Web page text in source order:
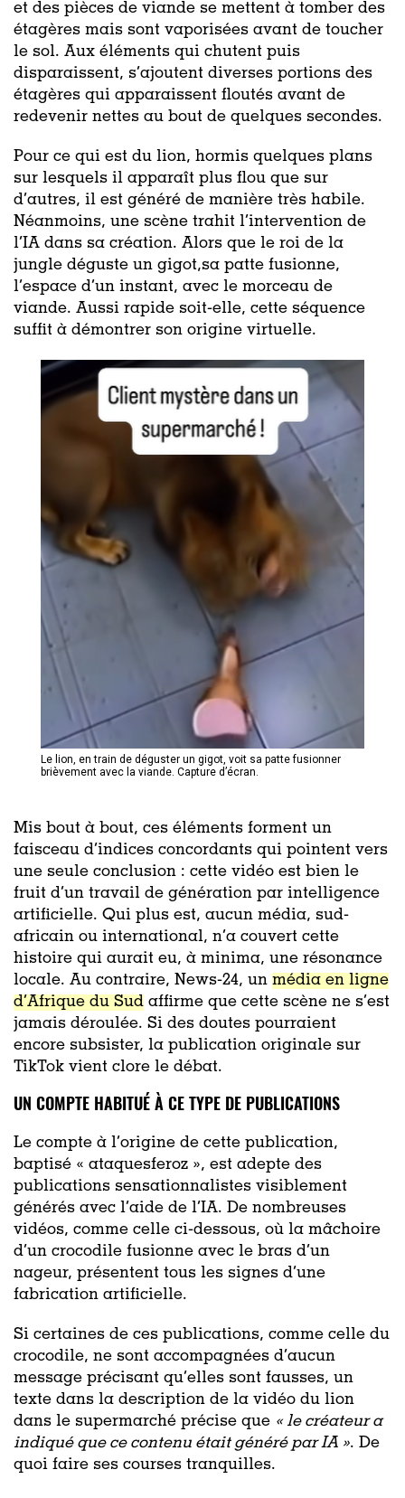
et des pièces de viande se mettent à tomber des
étagères mais sont vaporisées avant de toucher
le sol. Aux éléments qui chutent puis
disparaissent, s’ajoutent diverses portions des
étagères qui apparaissent floutés avant de
redevenir nettes au bout de quelques secondes.
Pour ce qui est du lion, hormis quelques plans
sur lesquels il apparaît plus flou que sur
d’autres, il est généré de manière très habile.
Néanmoins, une scène trahit l’intervention de
l’IA dans sa création. Alors que le roi de la
jungle déguste un gigot,sa patte fusionne,
l’espace d’un instant, avec le morceau de
viande. Aussi rapide soit-elle, cette séquence
suffit à démontrer son origine virtuelle.
Le lion, en train de déguster un gigot, voit sa patte fusionner
brièvement avec la viande. Capture d’écran.
Mis bout à bout, ces éléments forment un
faisceau d’indices concordants qui pointent vers
une seule conclusion : cette vidéo est bien le
fruit d’un travail de génération par intelligence
artificielle. Qui plus est, aucun média, sud-
africain ou international, n’a couvert cette
histoire qui aurait eu, à minima, une résonance
locale. Au contraire, News-24, un média en ligne
d’Afrique du Sud affirme que cette scène ne s’est
jamais déroulée. Si des doutes pourraient
encore subsister, la publication originale sur
TikTok vient clore le débat.
UN COMPTE HABITUÉ À CE TYPE DE PUBLICATIONS
Le compte à l’origine de cette publication,
baptisé « ataquesferoz », est adepte des
publications sensationnalistes visiblement
générés avec l’aide de l’IA. De nombreuses
vidéos, comme celle ci-dessous, où la mâchoire
d’un crocodile fusionne avec le bras d’un
nageur, présentent tous les signes d’une
fabrication artificielle.
Si certaines de ces publications, comme celle du
crocodile, ne sont accompagnées d’aucun
message précisant qu’elles sont fausses, un
texte dans la description de la vidéo du lion
dans le supermarché précise que « le créateur a
indiqué que ce contenu était généré par IA ». De
quoi faire ses courses tranquilles.